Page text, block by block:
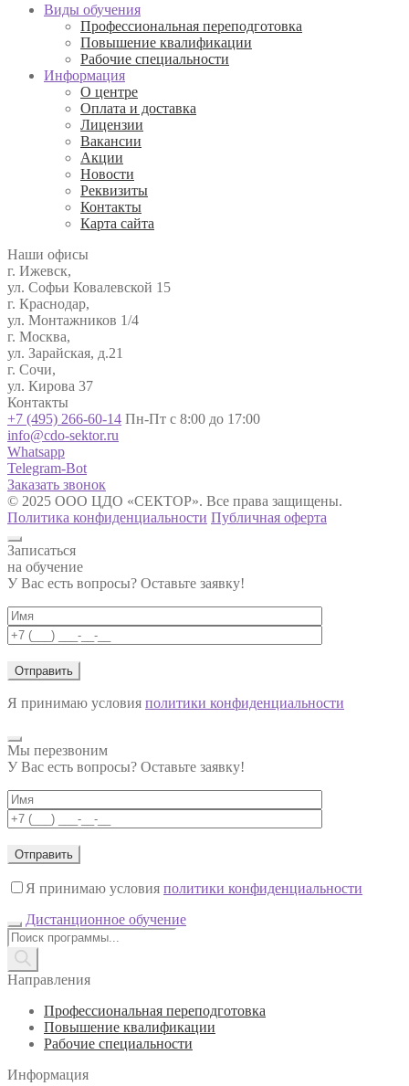
Виды обучения
Профессиональная переподготовка
Повышение квалификации
Рабочие специальности
Информация
О центре
Оплата и доставка
Лицензии
Вакансии
Акции
Новости
Реквизиты
Контакты
Карта сайта
Наши офисы
г. Ижевск,
ул. Софьи Ковалевской 15
г. Краснодар,
ул. Монтажников 1/4
г. Москва,
ул. Зарайская, д.21
г. Сочи,
ул. Кирова 37
Контакты
+7 (495) 266-60-14 Пн-Пт с 8:00 до 17:00
info@cdo-sektor.ru
Whatsapp
Telegram-Bot
Заказать звонок
© 2025 ООО ЦДО «СЕКТОР». Все права защищены.
Политика конфиденциальности Публичная оферта
Записаться
на обучение
У Вас есть вопросы? Оставьте заявку!
Я принимаю условия политики конфиденциальности
Мы перезвоним
У Вас есть вопросы? Оставьте заявку!
Я принимаю условия политики конфиденциальности
Дистанционное обучение
Поиск
товаров
Направления
Профессиональная переподготовка
Повышение квалификации
Рабочие специальности
Информация